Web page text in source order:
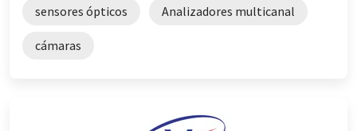
sensores ópticos Analizadores multicanal
cámaras